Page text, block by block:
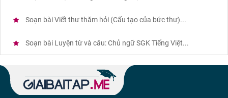
Soạn bài Viết thư thăm hỏi (Cấu tạo của bức thư)...
Soạn bài Luyện từ và câu: Chủ ngữ SGK Tiếng Việt...